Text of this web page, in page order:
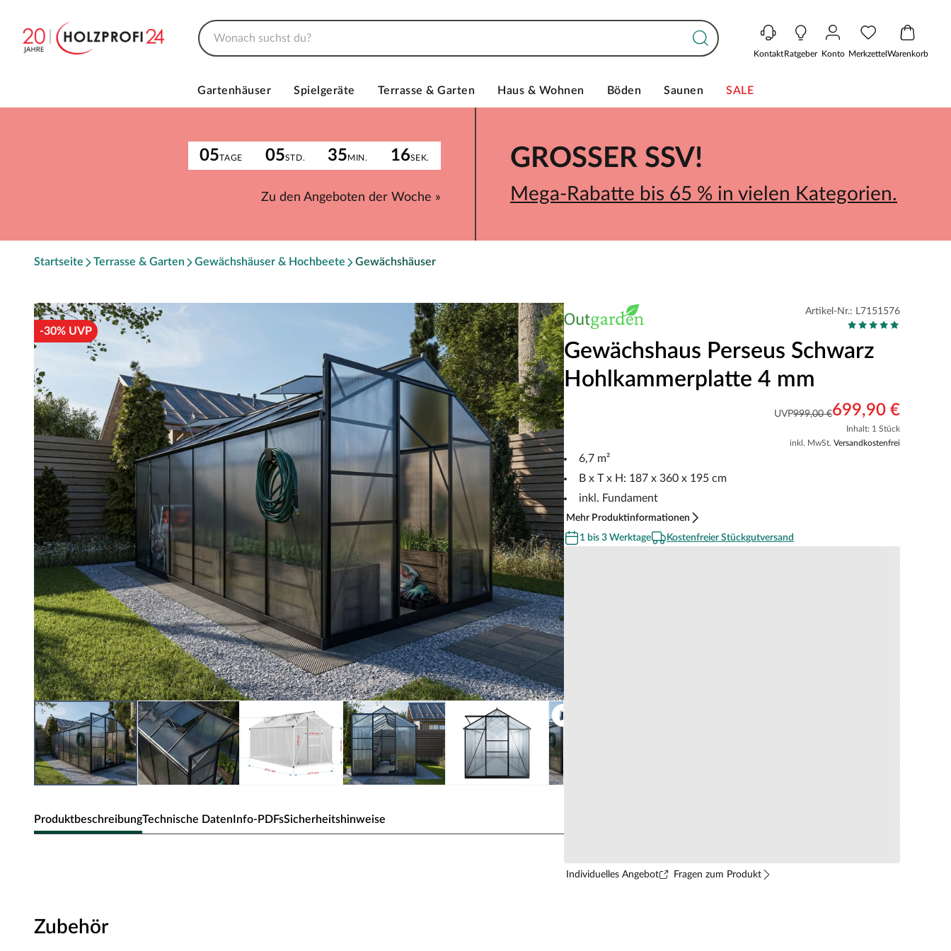
KontaktRatgeber Konto MerkzettelWarenkorb
Gartenhäuser Spielgeräte Terrasse & Garten Haus & Wohnen Böden Saunen SALE
05TAGE 05STD. 35MIN. 16SEK.
Zu den Angeboten der Woche »
GROSSER SSV!
Mega-Rabatte bis 65 % in vielen Kategorien.
Startseite Terrasse & Garten Gewächshäuser & Hochbeete Gewächshäuser
-30% UVP
ProduktbeschreibungTechnische DatenInfo-PDFsSicherheitshinweise
Gesamtfläche von 6,7 m² und bietet dir somit ausreichend Platz für die An- und Aufzucht sowie die
Artikel-Nr.: L7151576
Gewächshaus Perseus Schwarz
Hohlkammerplatte 4 mm
UVP999,00 €699,90 €
Inhalt: 1 Stück
inkl. MwSt. Versandkostenfrei
6,7 m²
B x T x H: 187 x 360 x 195 cm
inkl. Fundament
Mehr Produktinformationen
1 bis 3 Werktage
Kostenfreier Stückgutversand
Individuelles Angebot Fragen zum Produkt
Zubehör